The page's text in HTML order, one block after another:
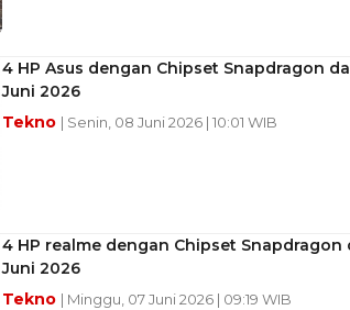
4 HP Asus dengan Chipset Snapdragon
Juni 2026
Tekno | Senin, 08 Juni 2026 | 10:01 WIB
4 HP realme dengan Chipset Snapdragon
Juni 2026
Tekno | Minggu, 07 Juni 2026 | 09:19 WIB